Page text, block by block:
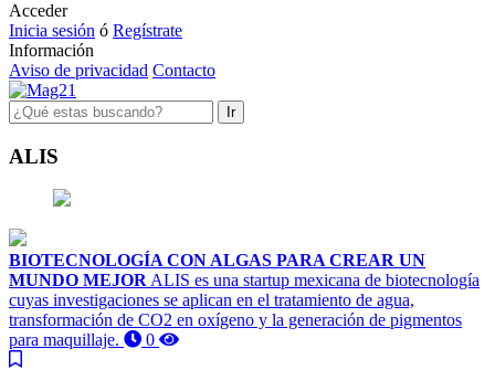
Acceder
Inicia sesión ó Regístrate
Información
Aviso de privacidad Contacto
Ir
ALIS
BIOTECNOLOGÍA CON ALGAS PARA CREAR UN
MUNDO MEJORALIS es una startup mexicana de biotecnología
cuyas investigaciones se aplican en el tratamiento de agua,
transformación de CO2 en oxígeno y la generación de pigmentos
para maquillaje.
0